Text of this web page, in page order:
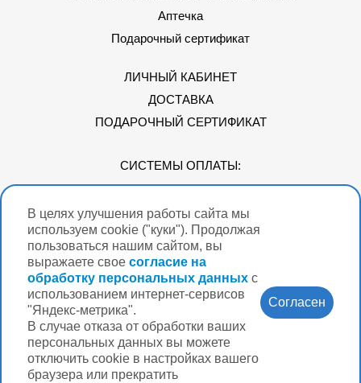
В целях улучшения работы сайта мы
используем cookie ("куки"). Продолжая
пользоваться нашим сайтом, вы
выражаете свое согласие на
обработку персональных данных с
использованием интернет-сервисов
"Яндекс-метрика".
В случае отказа от обработки ваших
персональных данных вы можете
отключить cookie в настройках вашего
браузера или прекратить
Согласен
Аптечка
Подарочный сертификат
ЛИЧНЫЙ КАБИНЕТ
ДОСТАВКА
ПОДАРОЧНЫЙ СЕРТИФИКАТ
СИСТЕМЫ ОПЛАТЫ:
Мы в соцсетях
Версия для
Нужна помощь?